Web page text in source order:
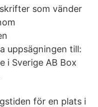
som vänder
uppsägningen till:
i Sverige AB Box
för en plats i